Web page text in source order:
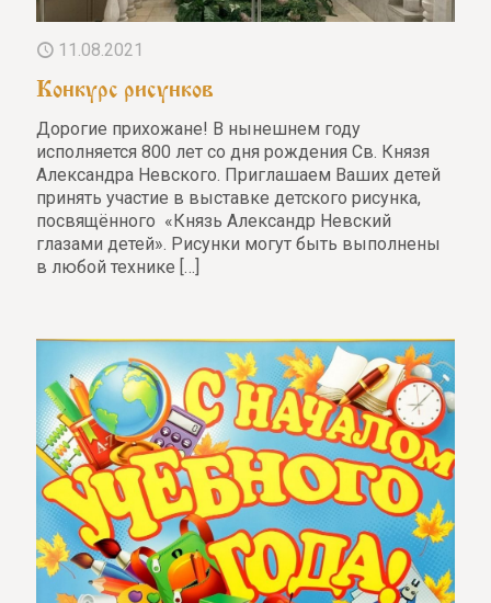
11.08.2021
Конкурс рисунков
Дорогие прихожане! В нынешнем году
исполняется 800 лет со дня рождения Св. Князя
Александра Невского. Приглашаем Ваших детей
принять участие в выставке детского рисунка,
посвящённого «Князь Александр Невский
глазами детей». Рисунки могут быть выполнены
в любой технике […]